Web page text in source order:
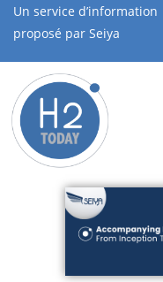
Un service d’information
proposé par Seiya